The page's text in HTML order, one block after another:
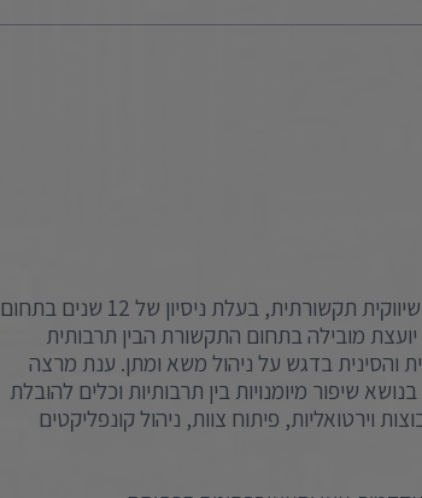
ענת גלר, פסיכולוגית ארגונית ויועצת שיווקית תקשורתית, בעלת ניסיון של 12 שנים בתחום
מובילה בתחום התקשורת הבין תרבותית
בדגש על ניהול משא ומתן. ענת מרצה
שיפור מיומנויות בין תרבותיות וכלים להובלת
וירטואליות, פיתוח צוות, ניהול קונפליקטים